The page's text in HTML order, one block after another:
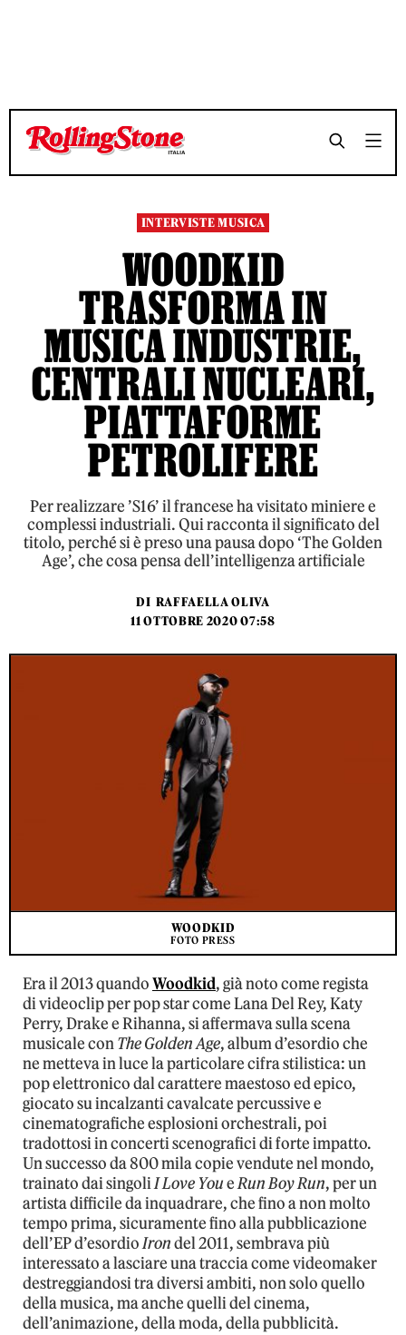
TEMPO DI LETTURA 10 MINUTI SHARE
TEMPO DI LETTURA 10 MINUTI SHARE
INTERVISTE MUSICA
WOODKID
TRASFORMA IN
MUSICA INDUSTRIE,
CENTRALI NUCLEARI,
PIATTAFORME
PETROLIFERE
Per realizzare ’S16’ il francese ha visitato miniere e
complessi industriali. Qui racconta il significato del
titolo, perché si è preso una pausa dopo ‘The Golden
Age’, che cosa pensa dell’intelligenza artificiale
DI RAFFAELLA OLIVA
11 OTTOBRE 2020 07:58
WOODKID
FOTO PRESS
Era il 2013 quandoWoodkid, già noto come regista
di videoclip per pop star come Lana Del Rey, Katy
Perry, Drake e Rihanna, si affermava sulla scena
musicale conThe Golden Age, album d’esordio che
ne metteva in luce la particolare cifra stilistica: un
pop elettronico dal carattere maestoso ed epico,
giocato su incalzanti cavalcate percussive e
cinematografiche esplosioni orchestrali, poi
tradottosi in concerti scenografici di forte impatto.
Un successo da 800 mila copie vendute nel mondo,
trainato dai singoliI Love YoueRun Boy Run, per un
artista difficile da inquadrare, che fino a non molto
tempo prima, sicuramente fino alla pubblicazione
dell’EP d’esordioIrondel 2011, sembrava più
interessato a lasciare una traccia come videomaker
destreggiandosi tra diversi ambiti, non solo quello
della musica, ma anche quelli del cinema,
dell’animazione, della moda, della pubblicità.